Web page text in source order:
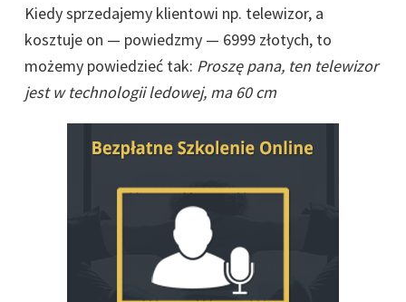
Kiedy sprzedajemy klientowi np. telewizor, a
kosztuje on — powiedzmy — 6999 złotych, to
możemy powiedzieć tak: Proszę pana, ten telewizor
jest w technologii ledowej, ma 60 cm